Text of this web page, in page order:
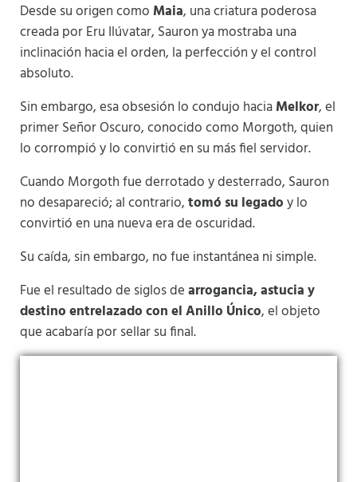
Desde su origen como Maia, una criatura poderosa
creada por Eru Ilúvatar, Sauron ya mostraba una
inclinación hacia el orden, la perfección y el control
absoluto.
Sin embargo, esa obsesión lo condujo haciaMelkor, el
primer Señor Oscuro, conocido como Morgoth, quien
lo corrompió y lo convirtió en su más fiel servidor.
Cuando Morgoth fue derrotado y desterrado, Sauron
no desapareció; al contrario,tomó su legadoy lo
convirtió en una nueva era de oscuridad.
Su caída, sin embargo, no fue instantánea ni simple.
Fue el resultado de siglos dearrogancia, astucia y
destino entrelazado con el Anillo Único, el objeto
que acabaría por sellar su final.